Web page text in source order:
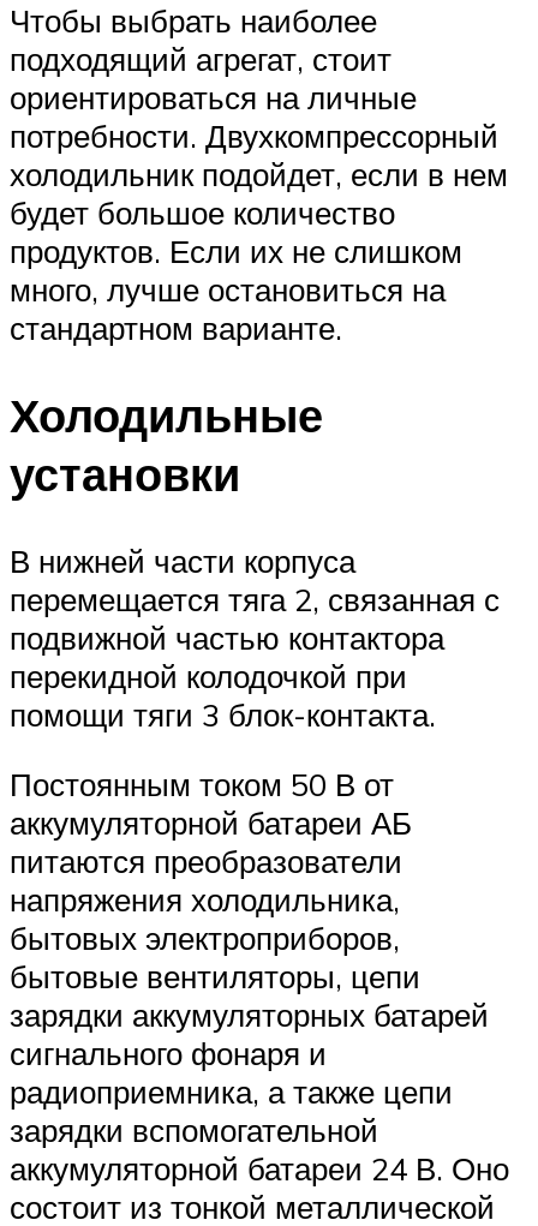
Чтобы выбрать наиболее
подходящий агрегат, стоит
ориентироваться на личные
потребности. Двухкомпрессорный
холодильник подойдет, если в нем
будет большое количество
продуктов. Если их не слишком
много, лучше остановиться на
стандартном варианте.
Холодильные
установки
В нижней части корпуса
перемещается тяга 2, связанная с
подвижной частью контактора
перекидной колодочкой при
помощи тяги 3 блок-контакта.
Постоянным током 50 В от
аккумуляторной батареи АБ
питаются преобразователи
напряжения холодильника,
бытовых электроприборов,
бытовые вентиляторы, цепи
зарядки аккумуляторных батарей
сигнального фонаря и
радиоприемника, а также цепи
зарядки вспомогательной
аккумуляторной батареи 24 В. Оно
состоит из тонкой металлической